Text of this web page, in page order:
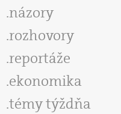
názory
rozhovory
reportáže
ekonomika
témy týždňa